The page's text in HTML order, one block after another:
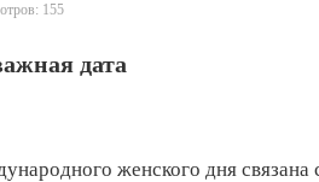
155
дата
женского дня